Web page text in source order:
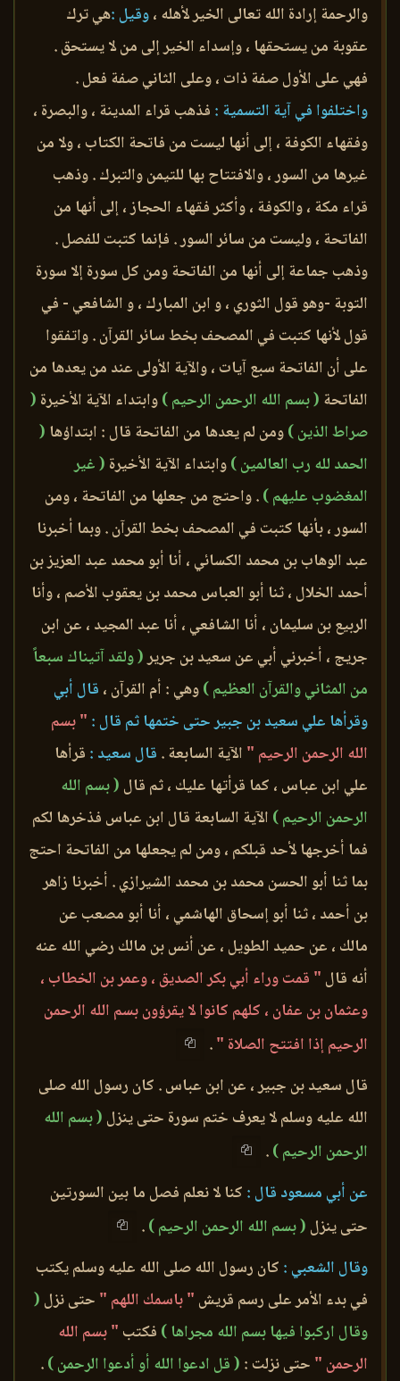
والرحمة إرادة الله تعالى الخير لأهله ،وقيل :هي ترك
عقوبة من يستحقها ، وإسداء الخير إلى من لا يستحق .
فهي على الأول صفة ذات ، وعلى الثاني صفة فعل .
واختلفوا في آية التسمية : فذهب قراء المدينة ، والبصرة ،
وفقهاء الكوفة ، إلى أنها ليست من فاتحة الكتاب ، ولا من
غيرها من السور ، والافتتاح بها للتيمن والتبرك . وذهب
قراء مكة ، والكوفة ، وأكثر فقهاء الحجاز ، إلى أنها من
الفاتحة ، وليست من سائر السور . فإنما كتبت للفصل .
وذهب جماعة إلى أنها من الفاتحة ومن كل سورة إلا سورة
التوبة -وهو قول الثوري ، و ابن المبارك ، و الشافعي - في
قول لأنها كتبت في المصحف بخط سائر القرآن . واتفقوا
على أن الفاتحة سبع آيات ، والآية الأولى عند من يعدها من
الفاتحة ( بسم الله الرحمن الرحيم )وابتداء الآية الأخيرة (
صراط الذين )ومن لم يعدها من الفاتحة قال : ابتداؤها (
الحمد لله رب العالمين )وابتداء الآية الأخيرة ( غير
المغضوب عليهم ). واحتج من جعلها من الفاتحة ، ومن
السور ، بأنها كتبت في المصحف بخط القرآن . وبما أخبرنا
عبد الوهاب بن محمد الكسائي ، أنا أبو محمد عبد العزيز بن
أحمد الخلال ، ثنا أبو العباس محمد بن يعقوب الأصم ، وأنا
الربيع بن سليمان ، أنا الشافعي ، أنا عبد المجيد ، عن ابن
جريج ، أخبرني أبي عن سعيد بن جرير( ولقد آتيناك سبعاً
من المثاني والقرآن العظيم )وهي : أم القرآن ، قال أبي
وقرأها علي سعيد بن جبير حتى ختمها ثم قال : " بسم
الله الرحمن الرحيم " الآية السابعة . قال سعيد : قرأها
علي ابن عباس ، كما قرأتها عليك ، ثم قال ( بسم الله
الرحمن الرحيم ) الآية السابعة قال ابن عباس فذخرها لكم
فما أخرجها لأحد قبلكم ، ومن لم يجعلها من الفاتحة احتج
بما ثنا أبو الحسن محمد بن محمد الشيرازي . أخبرنا زاهر
بن أحمد ، ثنا أبو إسحاق الهاشمي ، أنا أبو مصعب عن
مالك ، عن حميد الطويل ، عن أنس بن مالك رضي الله عنه
أنه قال " قمت وراء أبي بكر الصديق ، وعمر بن الخطاب ،
وعثمان بن عفان ، كلهم كانوا لا يقرؤون بسم الله الرحمن
الرحيم إذا افتتح الصلاة ".
قال سعيد بن جبير ، عن ابن عباس . كان رسول الله صلى
الله عليه وسلم لا يعرف ختم سورة حتى ينزل ( بسم الله
الرحمن الرحيم ).
عن أبي مسعود قال : كنا لا نعلم فصل ما بين السورتين
حتى ينزل ( بسم الله الرحمن الرحيم ).
وقال الشعبي : كان رسول الله صلى الله عليه وسلم يكتب
في بدء الأمر على رسم قريش " باسمك اللهم " حتى نزل (
وقال اركبوا فيها بسم الله مجراها ) فكتب " بسم الله
الرحمن " حتى نزلت : ( قل ادعوا الله أو أدعوا الرحمن ).